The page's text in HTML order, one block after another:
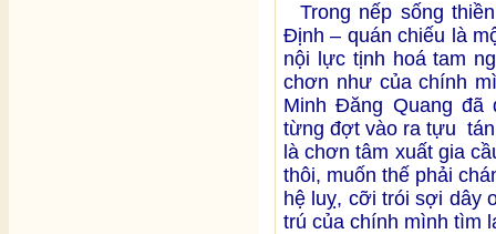
Trong nếp sống
Định – quán chiếu là
nội lực tịnh hoá tam
chơn như của chính
Minh Đăng Quang
từng đợt vào ra tựu
là chơn tâm xuất gia
thôi, muốn thế phải
hệ luỵ, cỡi trói sợi dây
trú của chính mình tìm